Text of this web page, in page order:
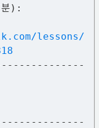
분):
lessons/